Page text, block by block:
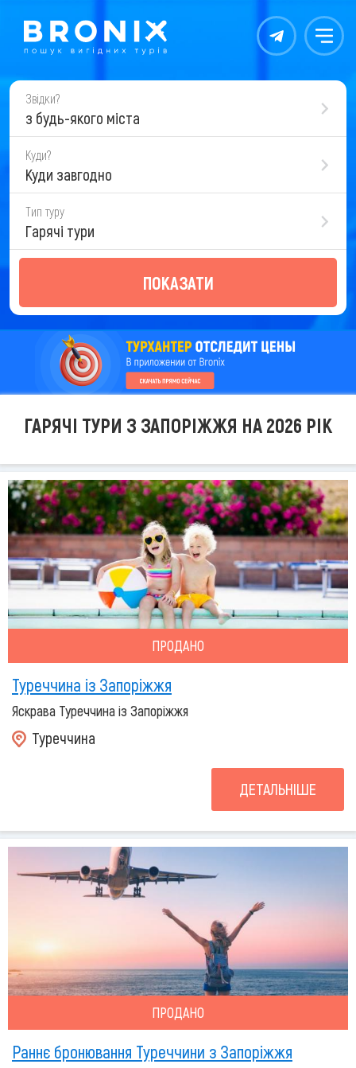
Контакты Меню
Звідки?
з будь-якого міста
Куди?
Куди завгодно
Тип туру
Гарячі тури
ПОКАЗАТИ
ГАРЯЧІ ТУРИ З ЗАПОРІЖЖЯ НА 2026 РІК
ПРОДАНО
Туреччина із Запоріжжя
Яскрава Туреччина із Запоріжжя
Туреччина
ДЕТАЛЬНІШЕ
ПРОДАНО
Раннє бронювання Туреччини з Запоріжжя